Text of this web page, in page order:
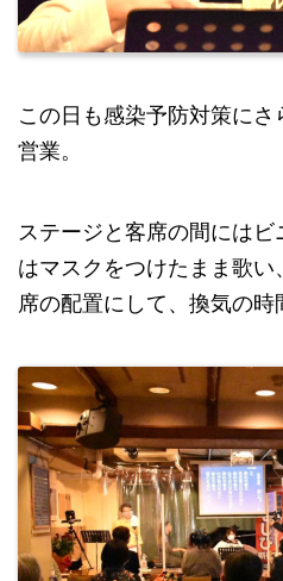
この日も感染予防対策に
営業。
ステージと客席の間には
はマスクをつけたまま歌
席の配置にして、換気の時